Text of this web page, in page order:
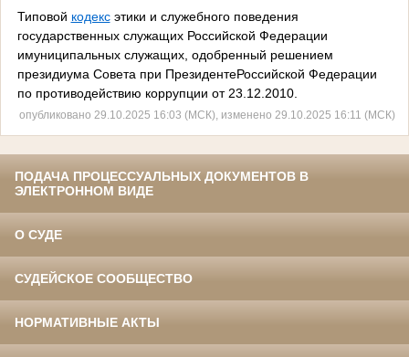
Типовой кодексэтики и служебного поведения
государственных служащих Российской Федерации
имуниципальных служащих, одобренный решением
президиума Совета при ПрезидентеРоссийской Федерации
по противодействию коррупции от 23.12.2010.
опубликовано 29.10.2025 16:03 (МСК), изменено 29.10.2025 16:11 (МСК)
ПОДАЧА ПРОЦЕССУАЛЬНЫХ ДОКУМЕНТОВ В
ЭЛЕКТРОННОМ ВИДЕ
О СУДЕ
СУДЕЙСКОЕ СООБЩЕСТВО
НОРМАТИВНЫЕ АКТЫ